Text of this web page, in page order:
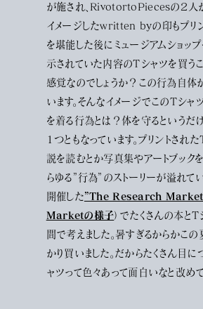
が施され、RivotortoPiecesの２人
イメージしたwritten byの印もプリ
を堪能した後にミュージアムショップ
示されていた内容のTシャツを買う
感覚なのでしょうか？この行為自体
います。そんなイメージでこのTシャ
を着る行為とは？体を守るというだ
１つともなっています。プリントされ
説を読むとか写真集やアートブック
らゆる”行為”のストーリーが溢れて
開催した”The Research
Marketの様子）でたくさんの本と
間で考えました。暑すぎるからかこ
かり買いました。だからたくさん目に
ャツって色々あって面白いなと改めて